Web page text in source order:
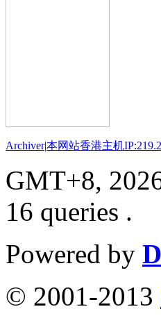
Archiver|本网站香港主机
GMT+8,
16 queries .
Powered by
© 2001-2013